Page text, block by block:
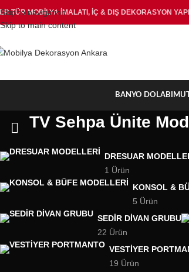
Skip to navigation
Skip to main content
TÜR MOBİLYA İMALATI, İÇ & DIŞ DEKORASYON
BANYO DOLABI
TV Sehpa Ünite
DRESUAR
1 Ürün
KONSOL &
5 Ürün
SEDIR DIVAN GRUBU
22 Ürün
VESTIYER
19 Ürün